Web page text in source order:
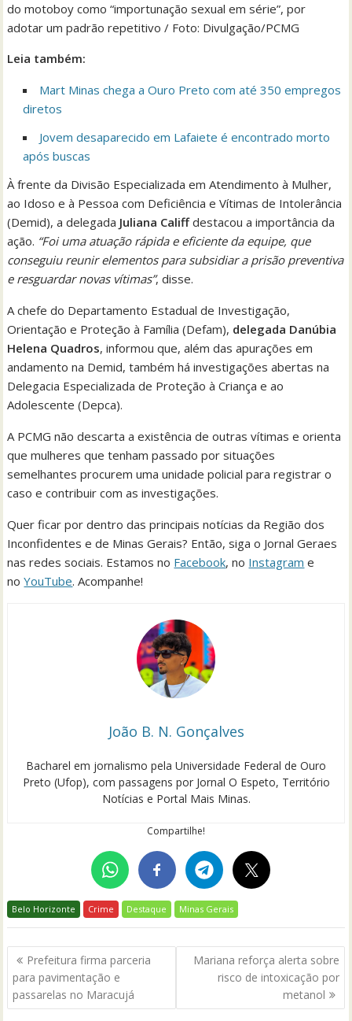
do motoboy como “importunação sexual em série”, por
adotar um padrão repetitivo / Foto: Divulgação/PCMG
Leia também:
Mart Minas chega a Ouro Preto com até 350 empregos
diretos
Jovem desaparecido em Lafaiete é encontrado morto
após buscas
À frente da Divisão Especializada em Atendimento à Mulher,
ao Idoso e à Pessoa com Deficiência e Vítimas de Intolerância
(Demid), a delegada Juliana Califfdestacou a importância da
ação. “Foi uma atuação rápida e eficiente da equipe, que
conseguiu reunir elementos para subsidiar a prisão preventiva
e resguardar novas vítimas”, disse.
A chefe do Departamento Estadual de Investigação,
Orientação e Proteção à Família (Defam), delegada Danúbia
Helena Quadros, informou que, além das apurações em
andamento na Demid, também há investigações abertas na
Delegacia Especializada de Proteção à Criança e ao
Adolescente (Depca).
A PCMG não descarta a existência de outras vítimas e orienta
que mulheres que tenham passado por situações
semelhantes procurem uma unidade policial para registrar o
caso e contribuir com as investigações.
Quer ficar por dentro das principais notícias da Região dos
Inconfidentes e de Minas Gerais? Então, siga o Jornal Geraes
nas redes sociais. Estamos no Facebook, no Instagram e
noYouTube. Acompanhe!
João B. N. Gonçalves
Bacharel em jornalismo pela Universidade Federal de Ouro
Preto (Ufop), com passagens por Jornal O Espeto, Território
Notícias e Portal Mais Minas.
Compartilhe!
Belo Horizonte Crime Destaque Minas Gerais
Navegação
de
Post
Prefeitura firma parceria
para pavimentação e
passarelas no Maracujá
Mariana reforça alerta sobre
risco de intoxicação por
metanol